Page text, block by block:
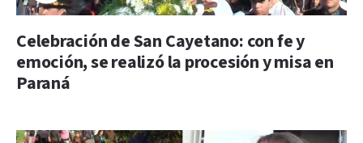
Celebración de San Cayetano: con fe y
emoción, se realizó la procesión y misa en
Paraná